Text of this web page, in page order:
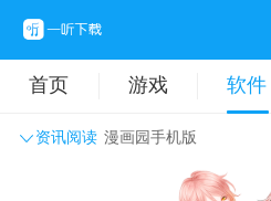
首页 游戏 软件
资讯阅读 漫画园手机版
主题壁纸